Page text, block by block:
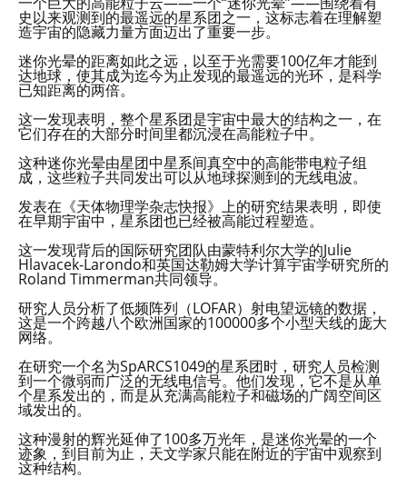
史以来观测到的最遥远的星系团之一，这标志着在理解塑
造宇宙的隐藏力量方面迈出了重要一步。
迷你光晕的距离如此之远，以至于光需要100亿年才能到
达地球，使其成为迄今为止发现的最遥远的光环，是科学
已知距离的两倍。
这一发现表明，整个星系团是宇宙中最大的结构之一，在
它们存在的大部分时间里都沉浸在高能粒子中。
这种迷你光晕由星团中星系间真空中的高能带电粒子组
成，这些粒子共同发出可以从地球探测到的无线电波。
发表在《天体物理学杂志快报》上的研究结果表明，即使
在早期宇宙中，星系团也已经被高能过程塑造。
这一发现背后的国际研究团队由蒙特利尔大学的Julie
Hlavacek-Larondo和英国达勒姆大学计算宇宙学研究所的
Roland Timmerman共同领导。
研究人员分析了低频阵列（LOFAR）射电望远镜的数据，
这是一个跨越八个欧洲国家的100000多个小型天线的庞大
网络。
在研究一个名为SpARCS1049的星系团时，研究人员检测
到一个微弱而广泛的无线电信号。他们发现，它不是从单
个星系发出的，而是从充满高能粒子和磁场的广阔空间区
域发出的。
这种漫射的辉光延伸了100多万光年，是迷你光晕的一个
迹象，到目前为止，天文学家只能在附近的宇宙中观察到
这种结构。